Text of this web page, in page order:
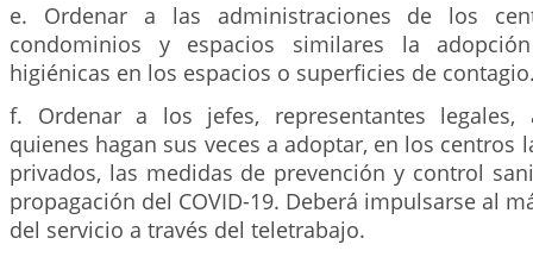
e. Ordenar a las administraciones de los
condominios y espacios similares la
higiénicas en los espacios o superficies de
f. Ordenar a los jefes, representantes legales,
quienes hagan sus veces a adoptar, en los centros
privados, las medidas de prevención y control
propagación del COVID-19. Deberá impulsarse al
del servicio a través del teletrabajo.